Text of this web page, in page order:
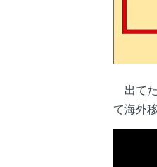
出て
て海外